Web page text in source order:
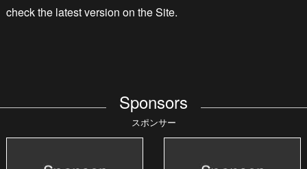
check the latest version on the Site.
Sponsors
スポンサー